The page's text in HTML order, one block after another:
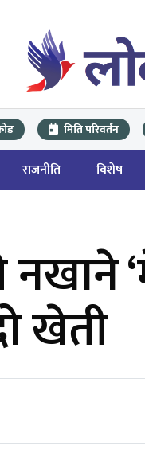
मिति परिवर्तन
राजनीति विशेष
खेती